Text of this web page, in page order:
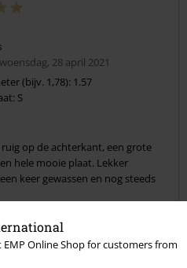
EMP Online Shop for customers from
28 april 2021
(bijv. 1,78): 1.57
S
op de achterkant, een grote
hele mooie plaat. Lekker
keer gewassen en nog steeds